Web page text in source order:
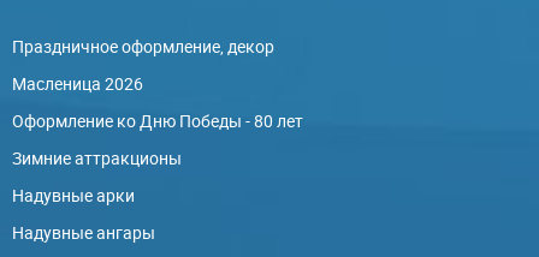
Праздничное оформление, декор
Масленица 2026
Оформление ко Дню Победы - 80 лет
Зимние аттракционы
Надувные арки
Надувные ангары